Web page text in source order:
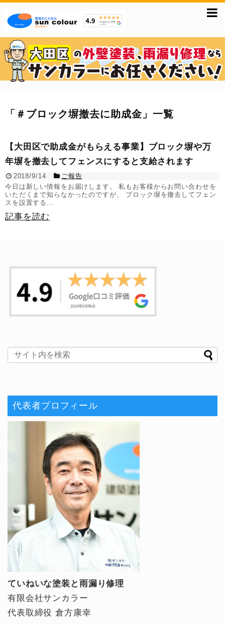
「 ＃ブロック塀撤去に助成金 」 一覧
【大田区で助成金がもらえる事業】ブロック塀や万
年塀を撤去してフェンスにすると支給されます
2018/9/14
ご報告
今日は新しい情報をお届けします。 私もお客様からお問い合わせを
いただくまで知らなかったのですが、 ブロック塀を撤去してフェン
スを設置する...
記事を読む
代表者プロフィール
ていねいな塗装と雨漏り修理
有限会社サンカラー
代表取締役 倉方康幸